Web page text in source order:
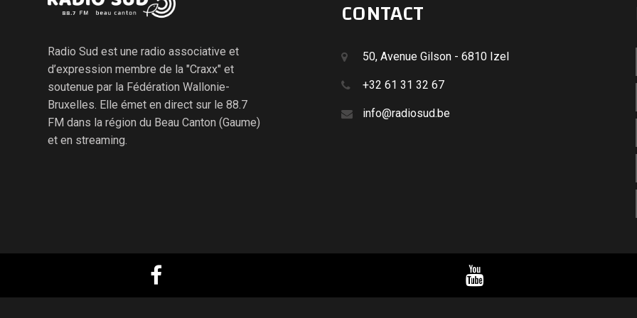
Radio Sud est une radio associative et
d’expression membre de la "Craxx" et
soutenue par la Fédération Wallonie-
Bruxelles. Elle émet en direct sur le 88.7
FM dans la région du Beau Canton (Gaume)
et en streaming.
CONTACT
50, Avenue Gilson - 6810 Izel
+32 61 31 32 67
info@radiosud.be